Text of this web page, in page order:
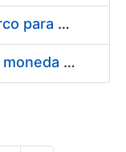
Contratación de acuerdo marco para el Suministro de Material de Electricidad para la Fábrica Nacional de Moneda y Timbre-Real Casa de la Moneda en su centro de trabajo de Burgos
Suministro de estuches para moneda de 30 €